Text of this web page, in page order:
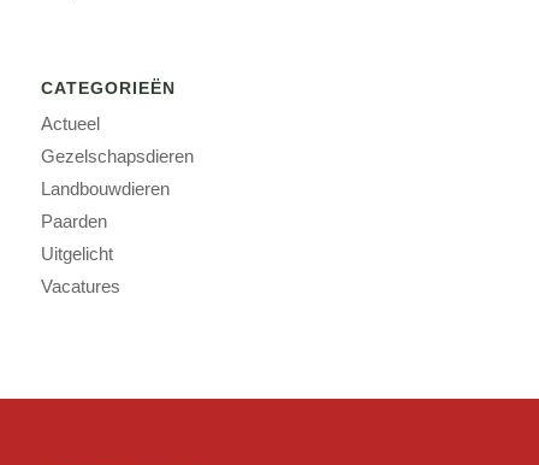
CATEGORIEËN
Actueel
Gezelschapsdieren
Landbouwdieren
Paarden
Uitgelicht
Vacatures